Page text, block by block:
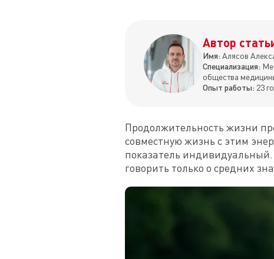
Автор
Имя: Алясов
Специализация:
общества
Опыт работы: 23
Продолжительность жизни
совместную жизнь с этим
показатель
говорить только о средних